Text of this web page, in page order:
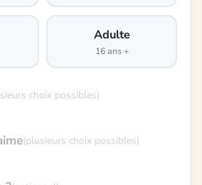
Adulte
16 ans +
choix possibles)
(plusieurs choix possibles)